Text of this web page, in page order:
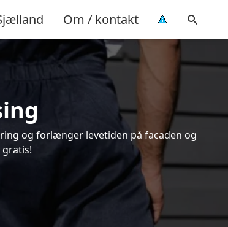
Om / kontakt
og forlænger levetiden på facaden og